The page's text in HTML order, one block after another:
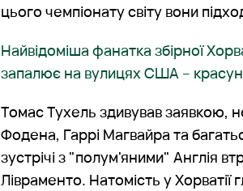
цього чемпіонату світу вони
Найвідоміша фанатка збірної
запалює на вулицях США –
Томас Тухель здивував заявкою,
Фодена, Гаррі Магвайра та
зустрічі з "полум'яними" Англія
Лівраменто. Натомість у Хорватії